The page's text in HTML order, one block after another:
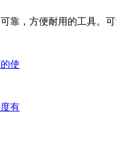
靠，方便耐用的工具。
使
有